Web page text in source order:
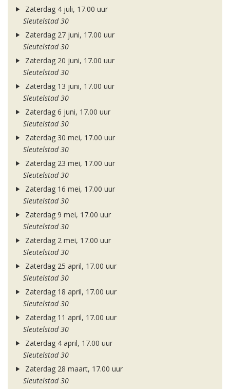
Zaterdag 4 juli, 17.00 uur
Sleutelstad 30
Zaterdag 27 juni, 17.00 uur
Sleutelstad 30
Zaterdag 20 juni, 17.00 uur
Sleutelstad 30
Zaterdag 13 juni, 17.00 uur
Sleutelstad 30
Zaterdag 6 juni, 17.00 uur
Sleutelstad 30
Zaterdag 30 mei, 17.00 uur
Sleutelstad 30
Zaterdag 23 mei, 17.00 uur
Sleutelstad 30
Zaterdag 16 mei, 17.00 uur
Sleutelstad 30
Zaterdag 9 mei, 17.00 uur
Sleutelstad 30
Zaterdag 2 mei, 17.00 uur
Sleutelstad 30
Zaterdag 25 april, 17.00 uur
Sleutelstad 30
Zaterdag 18 april, 17.00 uur
Sleutelstad 30
Zaterdag 11 april, 17.00 uur
Sleutelstad 30
Zaterdag 4 april, 17.00 uur
Sleutelstad 30
Zaterdag 28 maart, 17.00 uur
Sleutelstad 30